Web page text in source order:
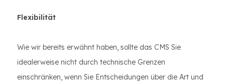
Flexibilität
Wie wir bereits erwähnt haben, sollte das CMS Sie
idealerweise nicht durch technische Grenzen
einschränken, wenn Sie Entscheidungen über die Art und